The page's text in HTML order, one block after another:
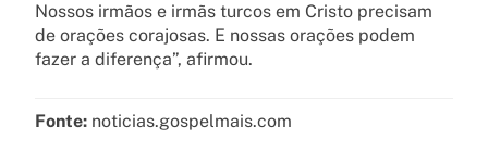
Nossos irmãos e irmãs turcos em Cristo precisam
de orações corajosas. E nossas orações podem
fazer a diferença”, afirmou.
Fonte: noticias.gospelmais.com